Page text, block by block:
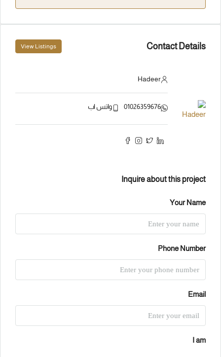
Contact Details
View Listings
Hadeer
01026359676 واتس اب
Inquire about this project
Your Name
Phone Number
Email
I am